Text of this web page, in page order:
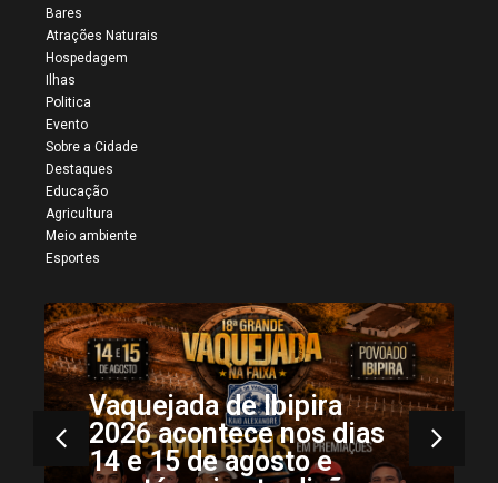
Bares
Atrações Naturais
Hospedagem
Ilhas
Politica
Evento
Sobre a Cidade
Destaques
Educação
Agricultura
Meio ambiente
Esportes
São João dos Patos
sediou a 6ª edição do